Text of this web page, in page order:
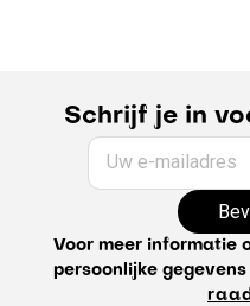
herenoverhemd met lange
herenoverhemd met korte
denim herenoverhemdgids
winteroverhemd voor heren
katoenen herenoverhemd
Schrijf je in
Uw e-mailadres
Voor meer informatie
persoonlijke